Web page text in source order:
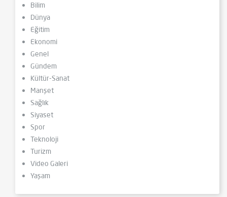
Bilim
Dünya
Eğitim
Ekonomi
Genel
Gündem
Kültür-Sanat
Manşet
Sağlık
Siyaset
Spor
Teknoloji
Turizm
Video Galeri
Yaşam